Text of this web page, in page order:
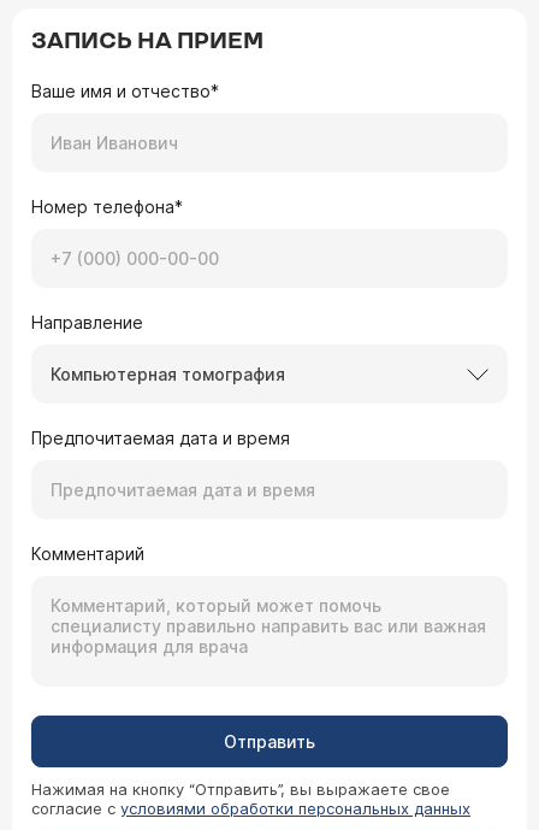
ЗАПИСЬ НА ПРИЕМ
Ваше имя и отчество*
Номер телефона*
Направление
Компьютерная томография
Предпочитаемая дата и время
Комментарий
Отправить
Нажимая на кнопку “Отправить”, вы выражаете свое
согласие с условиями обработки персональных данных